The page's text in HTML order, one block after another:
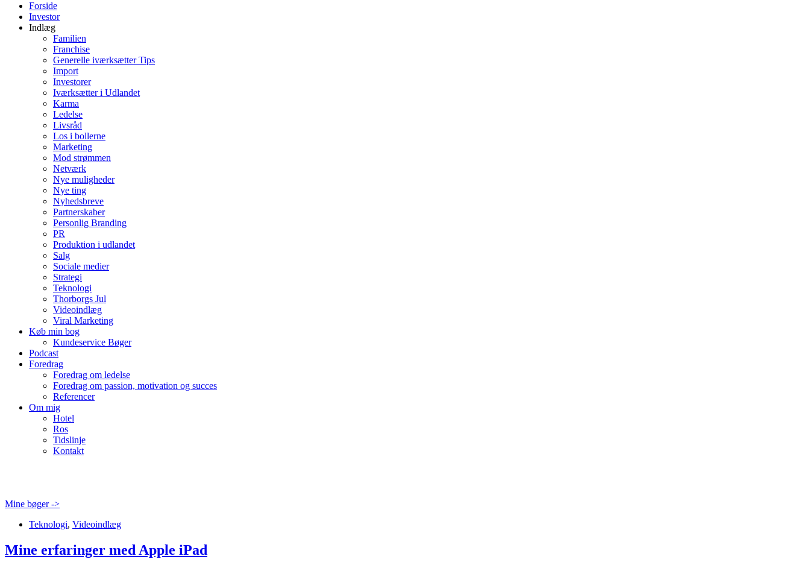
Forside
Investor
Indlæg
Familien
Franchise
Generelle iværksætter Tips
Import
Investorer
Iværksætter i Udlandet
Karma
Ledelse
Livsråd
Los i bollerne
Marketing
Mod strømmen
Netværk
Nye muligheder
Nye ting
Nyhedsbreve
Partnerskaber
Personlig Branding
PR
Produktion i udlandet
Salg
Sociale medier
Strategi
Teknologi
Thorborgs Jul
Videoindlæg
Viral Marketing
Køb min bog
Kundeservice Bøger
Podcast
Foredrag
Foredrag om ledelse
Foredrag om passion, motivation og succes
Referencer
Om mig
Hotel
Ros
Tidslinje
Kontakt
Mine bøger ->
Teknologi, Videoindlæg
Mine erfaringer med Apple iPad